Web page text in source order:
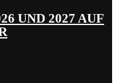
UND 2027 AUF